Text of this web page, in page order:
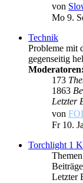
von
Mo 9.
Technik
Probleme mit
gegenseitig
Moderatoren:
173
1863
Letzter
von
Fr 10.
Torchlight 1
Themen
Beiträge
Letzter